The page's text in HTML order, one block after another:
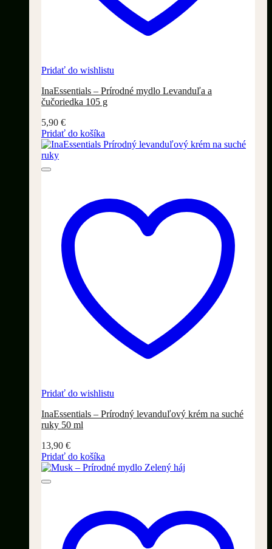
Pridať do wishlistu
InaEssentials – Prírodné mydlo Levanduľa a
čučoriedka 105 g
5,90 €
Pridať do košíka
Pridať do wishlistu
InaEssentials – Prírodný levanduľový krém na suché
ruky 50 ml
13,90 €
Pridať do košíka